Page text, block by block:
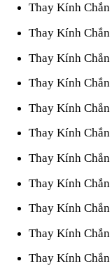
Thay Kính
Thay Kính
Thay Kính
Thay Kính
Thay Kính
Thay Kính
Thay Kính
Thay Kính
Thay Kính
Thay Kính
Thay Kính